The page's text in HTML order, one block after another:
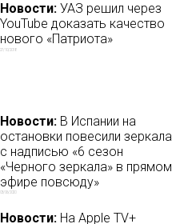
Новости: УАЗ решил через
YouTube доказать качество
нового «Патриота»
27/10/2018
Новости: В Испании на
остановки повесили зеркала
с надписью «6 сезон
«Черного зеркала» в прямом
эфире повсюду»
03/06/2020
Новости: На Apple TV+